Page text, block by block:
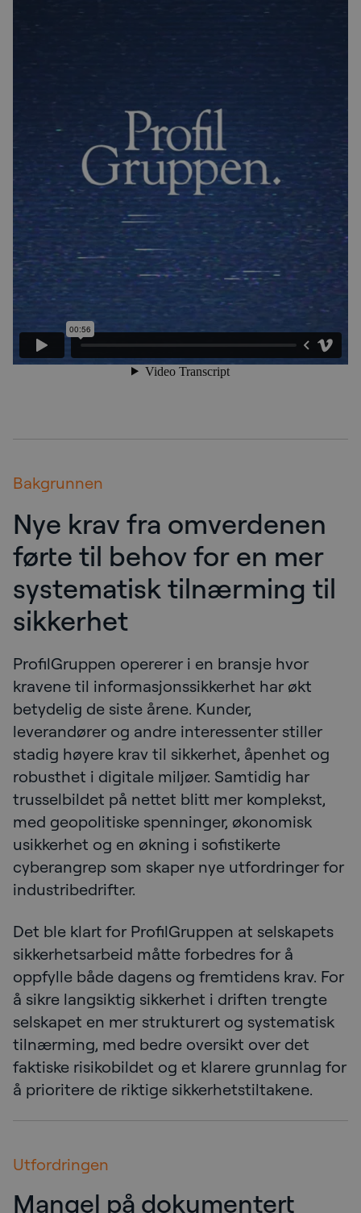
Bakgrunnen
Nye krav fra omverdenen
førte til behov for en mer
systematisk tilnærming til
sikkerhet
ProfilGruppen opererer i en bransje hvor
kravene til informasjonssikkerhet har økt
betydelig de siste årene. Kunder,
leverandører og andre interessenter stiller
stadig høyere krav til sikkerhet, åpenhet og
robusthet i digitale miljøer. Samtidig har
trusselbildet på nettet blitt mer komplekst,
med geopolitiske spenninger, økonomisk
usikkerhet og en økning i sofistikerte
cyberangrep som skaper nye utfordringer for
industribedrifter.
Det ble klart for ProfilGruppen at selskapets
sikkerhetsarbeid måtte forbedres for å
oppfylle både dagens og fremtidens krav. For
å sikre langsiktig sikkerhet i driften trengte
selskapet en mer strukturert og systematisk
tilnærming, med bedre oversikt over det
faktiske risikobildet og et klarere grunnlag for
å prioritere de riktige sikkerhetstiltakene.
Utfordringen
Mangel på dokumentert